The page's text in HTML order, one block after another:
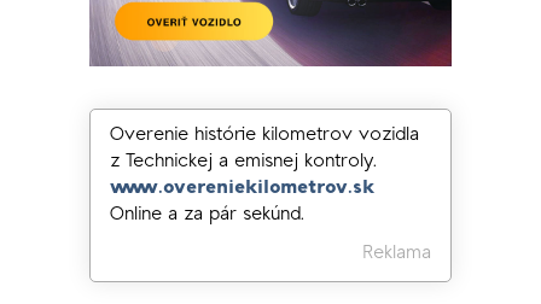
Overenie histórie kilometrov vozidla
z Technickej a emisnej kontroly.
www.overeniekilometrov.sk
Online a za pár sekúnd.
Reklama